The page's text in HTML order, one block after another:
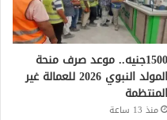
1500جنيه.. موعد صرف منحة
المولد النبوي 2026 للعمالة غير
المنتظمة
منذ 13 ساعة